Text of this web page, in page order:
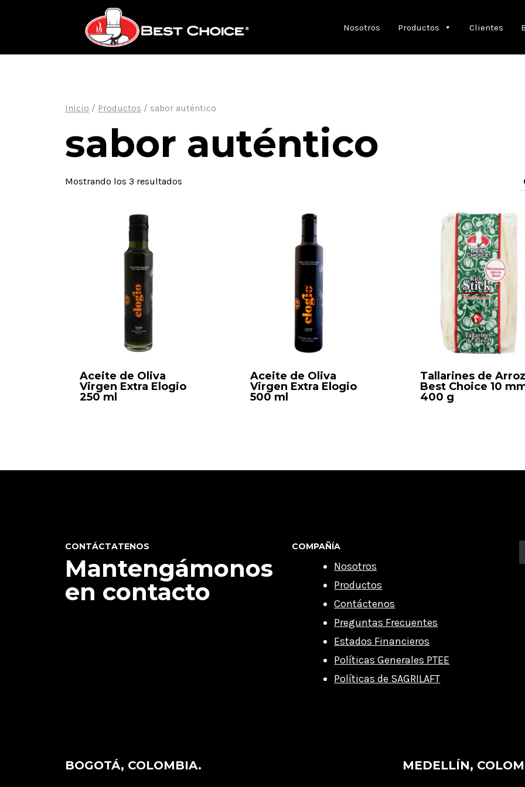
Nosotros Productos Clientes
Inicio / Productos / sabor auténtico
sabor auténtico
Mostrando los 3 resultados
Aceite de Oliva
Virgen Extra Elogio
250 ml
Aceite de Oliva
Virgen Extra Elogio
500 ml
Tallarines de Arroz
Best Choice 10
400 g
CONTÁCTATENOS
Mantengámonos
en contacto
COMPAÑÍA
Nosotros
Productos
Contáctenos
Preguntas Frecuentes
Estados Financieros
Políticas Generales PTEE
Políticas de SAGRILAFT
BOGOTÁ, COLOMBIA. MEDELLÍN,